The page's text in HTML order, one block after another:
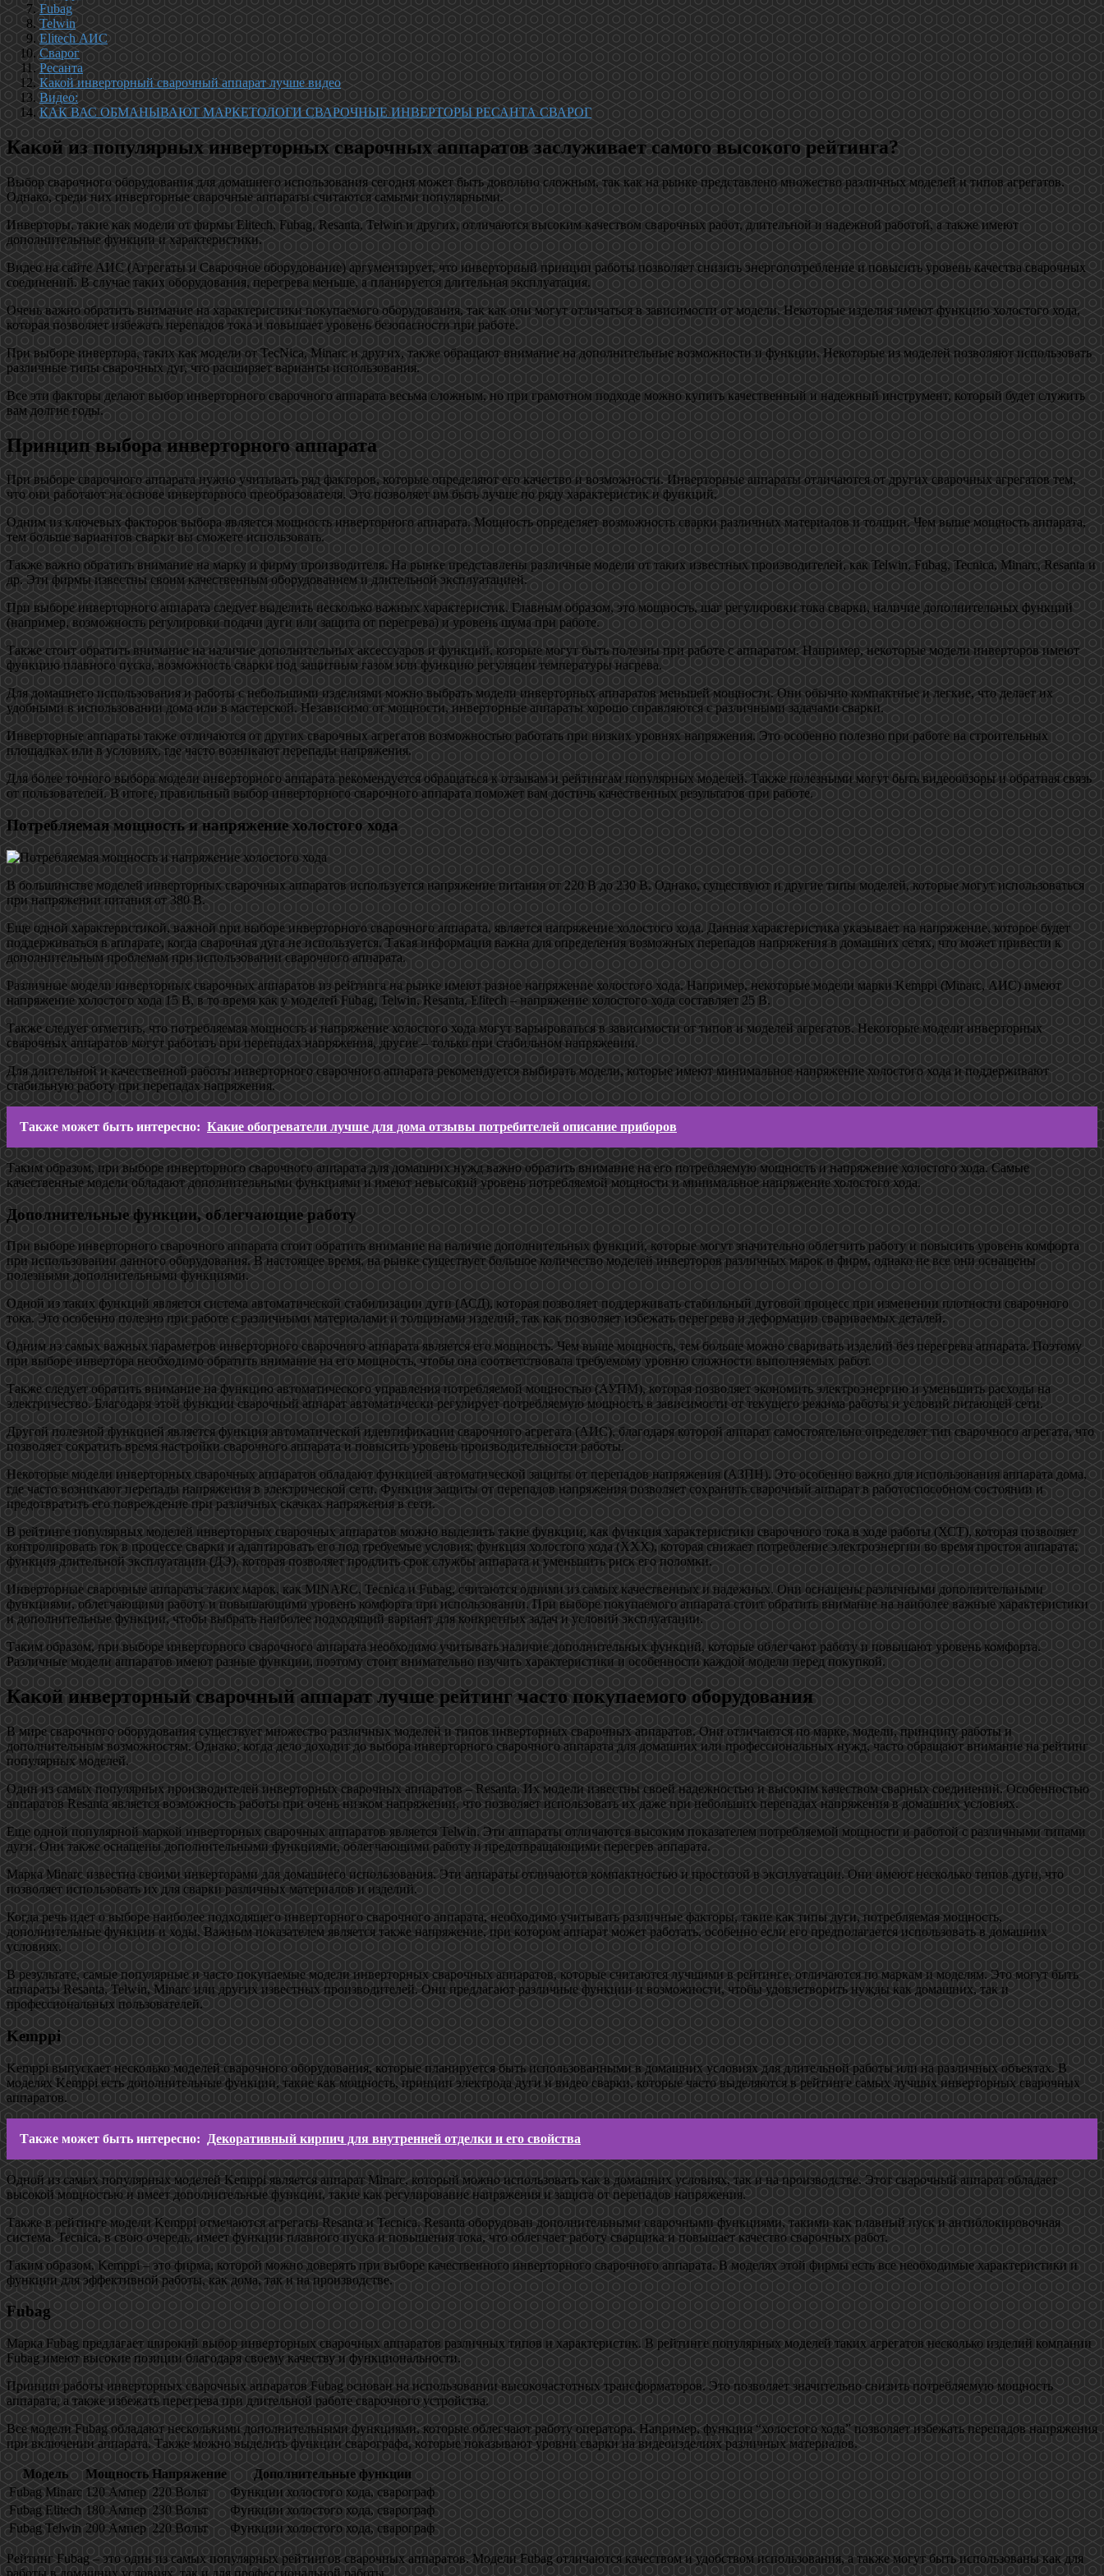
Fubag
Telwin
Elitech АИС
Сварог
Ресанта
Какой инверторный сварочный аппарат лучше видео
Видео:
КАК ВАС ОБМАНЫВАЮТ МАРКЕТОЛОГИ СВАРОЧНЫЕ ИНВЕРТОРЫ РЕСАНТА СВАРОГ
Какой из популярных инверторных сварочных аппаратов заслуживает самого высокого рейтинга?
Выбор сварочного оборудования для домашнего использования сегодня может быть довольно сложным, так как на рынке представлено множество различных моделей и типов агрегатов.
Однако, среди них инверторные сварочные аппараты считаются самыми популярными.
Инверторы, такие как модели от фирмы Elitech, Fubag, Resanta, Telwin и других, отличаются высоким качеством сварочных работ, длительной и надежной работой, а также имеют
дополнительные функции и характеристики.
Видео на сайте АИС (Агрегаты и Сварочное оборудование) аргументирует, что инверторный принцип работы позволяет снизить энергопотребление и повысить уровень качества сварочных
соединений. В случае таких оборудования, перегрева меньше, а планируется длительная эксплуатация.
Очень важно обратить внимание на характеристики покупаемого оборудования, так как они могут отличаться в зависимости от модели. Некоторые изделия имеют функцию холостого хода,
которая позволяет избежать перепадов тока и повышает уровень безопасности при работе.
При выборе инвертора, таких как модели от TecNica, Minarc и других, также обращают внимание на дополнительные возможности и функции. Некоторые из моделей позволяют использовать
различные типы сварочных дуг, что расширяет варианты использования.
Все эти факторы делают выбор инверторного сварочного аппарата весьма сложным, но при грамотном подходе можно купить качественный и надежный инструмент, который будет служить
вам долгие годы.
Принцип выбора инверторного аппарата
При выборе сварочного аппарата нужно учитывать ряд факторов, которые определяют его качество и возможности. Инверторные аппараты отличаются от других сварочных агрегатов тем,
что они работают на основе инверторного преобразователя. Это позволяет им быть лучше по ряду характеристик и функций.
Одним из ключевых факторов выбора является мощность инверторного аппарата. Мощность определяет возможность сварки различных материалов и толщин. Чем выше мощность аппарата,
тем больше вариантов сварки вы сможете использовать.
Также важно обратить внимание на марку и фирму производителя. На рынке представлены различные модели от таких известных производителей, как Telwin, Fubag, Tecnica, Minarc, Resanta и
др. Эти фирмы известны своим качественным оборудованием и длительной эксплуатацией.
При выборе инверторного аппарата следует выделить несколько важных характеристик. Главным образом, это мощность, шаг регулировки тока сварки, наличие дополнительных функций
(например, возможность регулировки подачи дуги или защита от перегрева) и уровень шума при работе.
Также стоит обратить внимание на наличие дополнительных аксессуаров и функций, которые могут быть полезны при работе с аппаратом. Например, некоторые модели инверторов имеют
функцию плавного пуска, возможность сварки под защитным газом или функцию регуляции температуры нагрева.
Для домашнего использования и работы с небольшими изделиями можно выбрать модели инверторных аппаратов меньшей мощности. Они обычно компактные и легкие, что делает их
удобными в использовании дома или в мастерской. Независимо от мощности, инверторные аппараты хорошо справляются с различными задачами сварки.
Инверторные аппараты также отличаются от других сварочных агрегатов возможностью работать при низких уровнях напряжения. Это особенно полезно при работе на строительных
площадках или в условиях, где часто возникают перепады напряжения.
Для более точного выбора модели инверторного аппарата рекомендуется обращаться к отзывам и рейтингам популярных моделей. Также полезными могут быть видеообзоры и обратная связь
от пользователей. В итоге, правильный выбор инверторного сварочного аппарата поможет вам достичь качественных результатов при работе.
Потребляемая мощность и напряжение холостого хода
В большинстве моделей инверторных сварочных аппаратов используется напряжение питания от 220 В до 230 В. Однако, существуют и другие типы моделей, которые могут использоваться
при напряжении питания от 380 В.
Еще одной характеристикой, важной при выборе инверторного сварочного аппарата, является напряжение холостого хода. Данная характеристика указывает на напряжение, которое будет
поддерживаться в аппарате, когда сварочная дуга не используется. Такая информация важна для определения возможных перепадов напряжения в домашних сетях, что может привести к
дополнительным проблемам при использовании сварочного аппарата.
Различные модели инверторных сварочных аппаратов из рейтинга на рынке имеют разное напряжение холостого хода. Например, некоторые модели марки Kemppi (Minarc, АИС) имеют
напряжение холостого хода 15 В, в то время как у моделей Fubag, Telwin, Resanta, Elitech – напряжение холостого хода составляет 25 В.
Также следует отметить, что потребляемая мощность и напряжение холостого хода могут варьироваться в зависимости от типов и моделей агрегатов. Некоторые модели инверторных
сварочных аппаратов могут работать при перепадах напряжения, другие – только при стабильном напряжении.
Для длительной и качественной работы инверторного сварочного аппарата рекомендуется выбирать модели, которые имеют минимальное напряжение холостого хода и поддерживают
стабильную работу при перепадах напряжения.
Также может быть интересно: Какие обогреватели лучше для дома отзывы потребителей описание приборов
Таким образом, при выборе инверторного сварочного аппарата для домашних нужд важно обратить внимание на его потребляемую мощность и напряжение холостого хода. Самые
качественные модели обладают дополнительными функциями и имеют невысокий уровень потребляемой мощности и минимальное напряжение холостого хода.
Дополнительные функции, облегчающие работу
При выборе инверторного сварочного аппарата стоит обратить внимание на наличие дополнительных функций, которые могут значительно облегчить работу и повысить уровень комфорта
при использовании данного оборудования. В настоящее время, на рынке существует большое количество моделей инверторов различных марок и фирм, однако не все они оснащены
полезными дополнительными функциями.
Одной из таких функций является система автоматической стабилизации дуги (АСД), которая позволяет поддерживать стабильный дуговой процесс при изменении плотности сварочного
тока. Это особенно полезно при работе с различными материалами и толщинами изделий, так как позволяет избежать перегрева и деформации свариваемых деталей.
Одним из самых важных параметров инверторного сварочного аппарата является его мощность. Чем выше мощность, тем больше можно сваривать изделий без перегрева аппарата. Поэтому
при выборе инвертора необходимо обратить внимание на его мощность, чтобы она соответствовала требуемому уровню сложности выполняемых работ.
Также следует обратить внимание на функцию автоматического управления потребляемой мощностью (АУПМ), которая позволяет экономить электроэнергию и уменьшить расходы на
электричество. Благодаря этой функции сварочный аппарат автоматически регулирует потребляемую мощность в зависимости от текущего режима работы и условий питающей сети.
Другой полезной функцией является функция автоматической идентификации сварочного агрегата (АИС), благодаря которой аппарат самостоятельно определяет тип сварочного агрегата, что
позволяет сократить время настройки сварочного аппарата и повысить уровень производительности работы.
Некоторые модели инверторных сварочных аппаратов обладают функцией автоматической защиты от перепадов напряжения (АЗПН). Это особенно важно для использования аппарата дома,
где часто возникают перепады напряжения в электрической сети. Функция защиты от перепадов напряжения позволяет сохранить сварочный аппарат в работоспособном состоянии и
предотвратить его повреждение при различных скачках напряжения в сети.
В рейтинге популярных моделей инверторных сварочных аппаратов можно выделить такие функции, как функция характеристики сварочного тока в ходе работы (ХСТ), которая позволяет
контролировать ток в процессе сварки и адаптировать его под требуемые условия; функция холостого хода (ХХХ), которая снижает потребление электроэнергии во время простоя аппарата;
функция длительной эксплуатации (ДЭ), которая позволяет продлить срок службы аппарата и уменьшить риск его поломки.
Инверторные сварочные аппараты таких марок, как MINARC, Tecnica и Fubag, считаются одними из самых качественных и надежных. Они оснащены различными дополнительными
функциями, облегчающими работу и повышающими уровень комфорта при использовании. При выборе покупаемого аппарата стоит обратить внимание на наиболее важные характеристики
и дополнительные функции, чтобы выбрать наиболее подходящий вариант для конкретных задач и условий эксплуатации.
Таким образом, при выборе инверторного сварочного аппарата необходимо учитывать наличие дополнительных функций, которые облегчают работу и повышают уровень комфорта.
Различные модели аппаратов имеют разные функции, поэтому стоит внимательно изучить характеристики и особенности каждой модели перед покупкой.
Какой инверторный сварочный аппарат лучше рейтинг часто покупаемого оборудования
В мире сварочного оборудования существует множество различных моделей и типов инверторных сварочных аппаратов. Они отличаются по марке, модели, принципу работы и
дополнительным возможностям. Однако, когда дело доходит до выбора инверторного сварочного аппарата для домашних или профессиональных нужд, часто обращают внимание на рейтинг
популярных моделей.
Один из самых популярных производителей инверторных сварочных аппаратов – Resanta. Их модели известны своей надежностью и высоким качеством сварных соединений. Особенностью
аппаратов Resanta является возможность работы при очень низком напряжении, что позволяет использовать их даже при небольших перепадах напряжения в домашних условиях.
Еще одной популярной маркой инверторных сварочных аппаратов является Telwin. Эти аппараты отличаются высоким показателем потребляемой мощности и работой с различными типами
дуги. Они также оснащены дополнительными функциями, облегчающими работу и предотвращающими перегрев аппарата.
Марка Minarc известна своими инверторами для домашнего использования. Эти аппараты отличаются компактностью и простотой в эксплуатации. Они имеют несколько типов дуги, что
позволяет использовать их для сварки различных материалов и изделий.
Когда речь идет о выборе наиболее подходящего инверторного сварочного аппарата, необходимо учитывать различные факторы, такие как типы дуги, потребляемая мощность,
дополнительные функции и ходы. Важным показателем является также напряжение, при котором аппарат может работать, особенно если его предполагается использовать в домашних
условиях.
В результате, самые популярные и часто покупаемые модели инверторных сварочных аппаратов, которые считаются лучшими в рейтинге, отличаются по маркам и моделям. Это могут быть
аппараты Resanta, Telwin, Minarc или других известных производителей. Они предлагают различные функции и возможности, чтобы удовлетворить нужды как домашних, так и
профессиональных пользователей.
Kemppi
Kemppi выпускает несколько моделей сварочного оборудования, которые планируется быть использованными в домашних условиях для длительной работы или на различных объектах. В
моделях Kemppi есть дополнительные функции, такие как мощность, принцип электрода дуги и видео сварки, которые часто выделяются в рейтинге самых лучших инверторных сварочных
аппаратов.
Также может быть интересно: Декоративный кирпич для внутренней отделки и его свойства
Одной из самых популярных моделей Kemppi является аппарат Minarc, который можно использовать как в домашних условиях, так и на производстве. Этот сварочный аппарат обладает
высокой мощностью и имеет дополнительные функции, такие как регулирование напряжения и защита от перепадов напряжения.
Также в рейтинге модели Kemppi отмечаются агрегаты Resanta и Tecnica. Resanta оборудован дополнительными сварочными функциями, такими как плавный пуск и антиблокировочная
система. Tecnica, в свою очередь, имеет функции плавного пуска и повышения тока, что облегчает работу сварщика и повышает качество сварочных работ.
Таким образом, Kemppi – это фирма, которой можно доверять при выборе качественного инверторного сварочного аппарата. В моделях этой фирмы есть все необходимые характеристики и
функции для эффективной работы, как дома, так и на производстве.
Fubag
Марка Fubag предлагает широкий выбор инверторных сварочных аппаратов различных типов и характеристик. В рейтинге популярных моделей таких агрегатов несколько изделий компании
Fubag имеют высокие позиции благодаря своему качеству и функциональности.
Принцип работы инверторных сварочных аппаратов Fubag основан на использовании высокочастотных трансформаторов. Это позволяет значительно снизить потребляемую мощность
аппарата, а также избежать перегрева при длительной работе сварочного устройства.
Все модели Fubag обладают несколькими дополнительными функциями, которые облегчают работу оператора. Например, функция “холостого хода” позволяет избежать перепадов напряжения
при включении аппарата. Также можно выделить функции сварографа, которые показывают уровни сварки на видеоизделиях различных материалов.
Модель Мощность Напряжение
Дополнительные функции
Fubag Minarc 120 Ампер 220 Вольт
Функции холостого хода, сварограф
Fubag Elitech 180 Ампер 230 Вольт
Функции холостого хода, сварограф
Fubag Telwin 200 Ампер 220 Вольт Функции холостого хода, сварограф
Рейтинг Fubag – это один из самых популярных рейтингов сварочных аппаратов. Модели Fubag отличаются качеством и удобством использования, а также могут быть использованы как для
работы в домашних условиях, так и для профессиональной работы.